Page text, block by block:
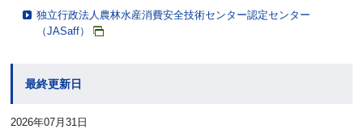
独立行政法人農林水産消費安全技術センター認定センター
（JASaff）
最終更新日
2026年07月31日